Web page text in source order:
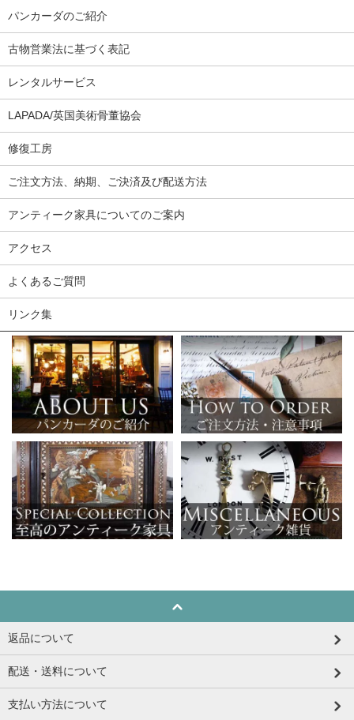
パンカーダのご紹介
古物営業法に基づく表記
レンタルサービス
LAPADA/英国美術骨董協会
修復工房
ご注文方法、納期、ご決済及び配送方法
アンティーク家具についてのご案内
アクセス
よくあるご質問
リンク集
返品について
配送・送料について
支払い方法について